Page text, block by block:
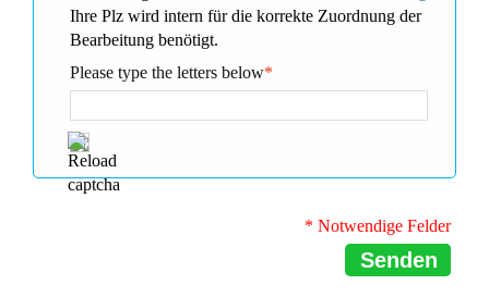
Ihre Plz wird intern für die korrekte Zuordnung der
Bearbeitung benötigt.
*
Please type the letters below
* Notwendige Felder
Senden